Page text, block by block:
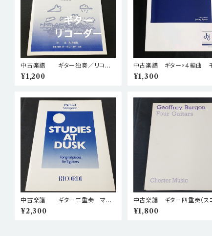
中古楽譜 ギター独奏／リコー
ダー&ギター／ギター二重奏 岸
良久 街のスケッチ集 改訂版
¥1,200
中古楽譜 ギター×４編曲
ァルト アレグロ／メヌエ
棚BASEa4
¥1,300
中古楽譜 ギター二重奏 マイ
ケル・スティンプソン Studies At
Dusk 棚BASEa2
¥2,300
中古楽譜 ギター四重奏（ス
パート譜） ジェフリー・バ
ギター四重奏曲 棚
¥1,800